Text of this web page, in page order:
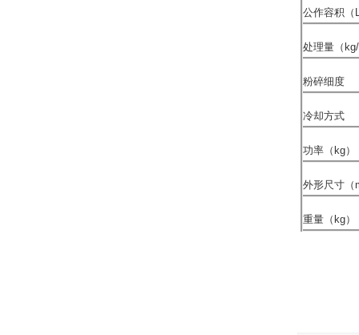
公作容积（
处理量（
粉碎细度
冷却方式
功率（kg）
外形尺寸（
重量（kg）